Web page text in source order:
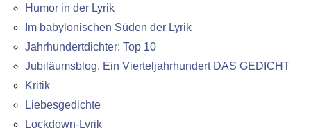
Humor in der Lyrik
Im babylonischen Süden der Lyrik
Jahrhundertdichter: Top 10
Jubiläumsblog. Ein Vierteljahrhundert DAS GEDICHT
Kritik
Liebesgedichte
Lockdown-Lyrik